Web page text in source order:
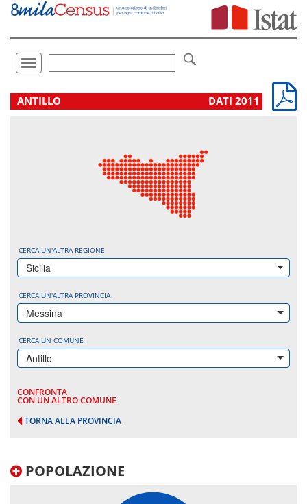
Vai
direttamente
Toggle
navigation
.
ANTILLO DATI 2011
CERCA UN'ALTRA REGIONE
Sicilia
CERCA UN'ALTRA PROVINCIA
Messina
CERCA UN COMUNE
Antillo
CONFRONTA
CON UN ALTRO COMUNE
TORNA ALLA PROVINCIA
POPOLAZIONE